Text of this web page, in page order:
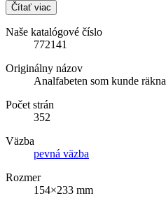
Čítať viac
Naše katalógové číslo
772141
Originálny názov
Analfabeten som kunde räkna
Počet strán
352
Väzba
pevná väzba
Rozmer
154×233 mm